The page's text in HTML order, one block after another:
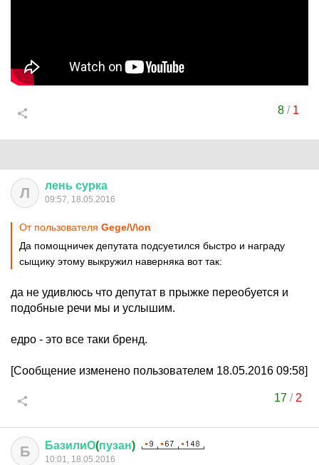
8/ 1
Л лень сурка
09:57, 18.05.2016
От пользователя Gege/\/\on
Да помощничек депутата подсуетился быстро и награду
сыщику этому выкружил наверняка вот так:
да не удивлюсь что депутат в прыжке переобуется и
подобные речи мы и услышим.
едро - это все таки бренд.
[Сообщение изменено пользователем 18.05.2016 09:58]
17 / 2
Б БазилиО(пузан)
10:01, 18.05.2016